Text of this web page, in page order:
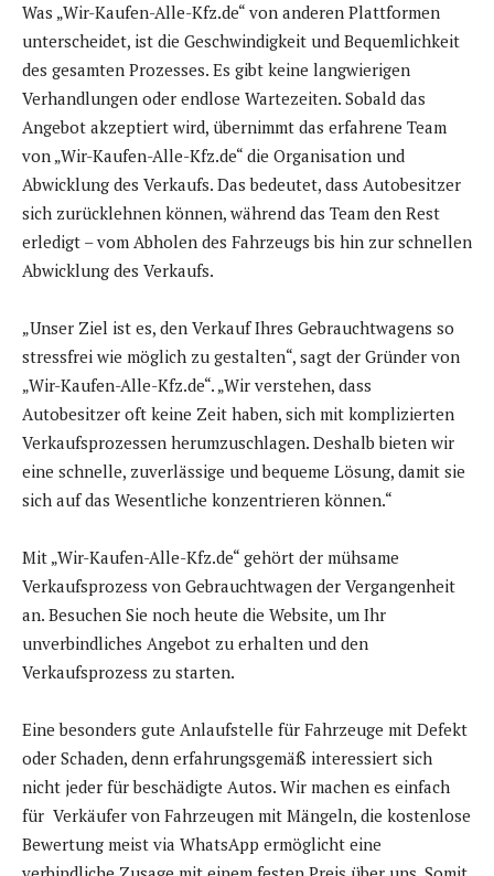
Was „Wir-Kaufen-Alle-Kfz.de“ von anderen Plattformen
unterscheidet, ist die Geschwindigkeit und Bequemlichkeit
des gesamten Prozesses. Es gibt keine langwierigen
Verhandlungen oder endlose Wartezeiten. Sobald das
Angebot akzeptiert wird, übernimmt das erfahrene Team
von „Wir-Kaufen-Alle-Kfz.de“ die Organisation und
Abwicklung des Verkaufs. Das bedeutet, dass Autobesitzer
sich zurücklehnen können, während das Team den Rest
erledigt – vom Abholen des Fahrzeugs bis hin zur schnellen
Abwicklung des Verkaufs.
„Unser Ziel ist es, den Verkauf Ihres Gebrauchtwagens so
stressfrei wie möglich zu gestalten“, sagt der Gründer von
„Wir-Kaufen-Alle-Kfz.de“. „Wir verstehen, dass
Autobesitzer oft keine Zeit haben, sich mit komplizierten
Verkaufsprozessen herumzuschlagen. Deshalb bieten wir
eine schnelle, zuverlässige und bequeme Lösung, damit sie
sich auf das Wesentliche konzentrieren können.“
Mit „Wir-Kaufen-Alle-Kfz.de“ gehört der mühsame
Verkaufsprozess von Gebrauchtwagen der Vergangenheit
an. Besuchen Sie noch heute die Website, um Ihr
unverbindliches Angebot zu erhalten und den
Verkaufsprozess zu starten.
Eine besonders gute Anlaufstelle für Fahrzeuge mit Defekt
oder Schaden, denn erfahrungsgemäß interessiert sich
nicht jeder für beschädigte Autos. Wir machen es einfach
für Verkäufer von Fahrzeugen mit Mängeln, die kostenlose
Bewertung meist via WhatsApp ermöglicht eine